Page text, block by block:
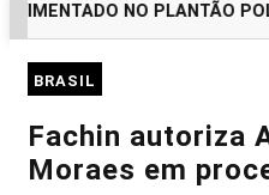
NO PLANTÃO
EM ALTA
BRASIL
Fachin autoriza
Moraes em